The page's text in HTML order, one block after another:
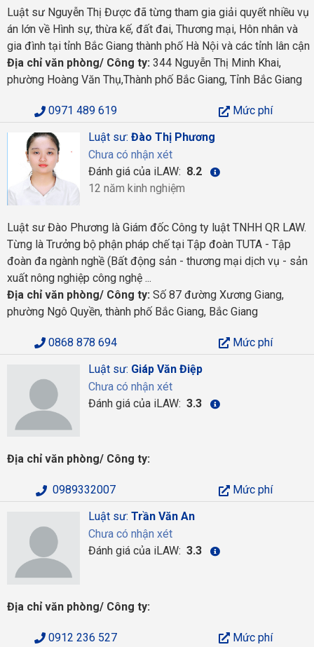
Luật sư Nguyễn Thị Được đã từng tham gia giải quyết nhiều vụ
án lớn về Hình sự, thừa kế, đất đai, Thương mại, Hôn nhân và
gia đình tại tỉnh Bắc Giang thành phố Hà Nội và các tỉnh lân cận
Địa chỉ văn phòng/ Công ty: 344 Nguyễn Thị Minh Khai,
phường Hoàng Văn Thụ,Thành phố Bắc Giang, Tỉnh Bắc Giang
0971 489 619
Mức phí
Luật sư: Đào Thị Phương
Chưa có nhận xét
Đánh giá của iLAW: 8.2
12 năm kinh nghiệm
Luật sư Đào Phương là Giám đốc Công ty luật TNHH QR LAW.
Từng là Trưởng bộ phận pháp chế tại Tập đoàn TUTA - Tập
đoàn đa ngành nghề (Bất động sản - thương mại dịch vụ - sản
xuất nông nghiệp công nghệ ...
Địa chỉ văn phòng/ Công ty: Số 87 đường Xương Giang,
phường Ngô Quyền, thành phố Bắc Giang, Bắc Giang
0868 878 694
Mức phí
Luật sư: Giáp Văn Điệp
Chưa có nhận xét
Đánh giá của iLAW: 3.3
Địa chỉ văn phòng/ Công ty:
0989332007
Mức phí
Luật sư: Trần Văn An
Chưa có nhận xét
Đánh giá của iLAW: 3.3
Địa chỉ văn phòng/ Công ty:
0912 236 527
Mức phí